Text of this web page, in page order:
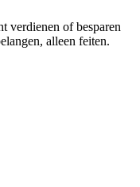
verdienen of besparen
alleen feiten.